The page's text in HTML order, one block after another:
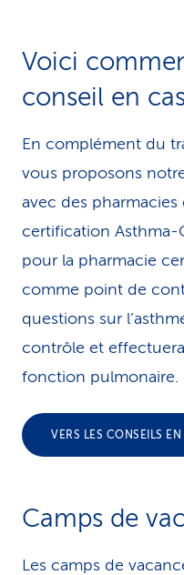
Voici
conseil en
En complément du
vous proposons
avec des pharmacies
certification Asthma-
pour la pharmacie
comme point de
questions sur
contrôle et
fonction pulmonaire.
VERS LES CONSEILS
Camps de
Les camps de